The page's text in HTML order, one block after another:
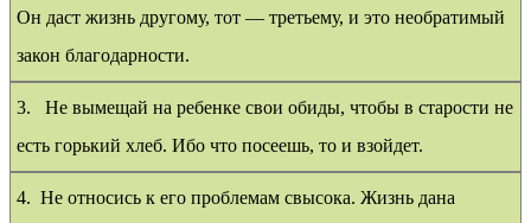
Он даст жизнь другому, тот — третьему, и это необратимый
закон благодарности.
3. Не вымещай на ребенке свои обиды, чтобы в старости не
есть горький хлеб. Ибо что посеешь, то и взойдет.
4. Не относись к его проблемам свысока. Жизнь дана